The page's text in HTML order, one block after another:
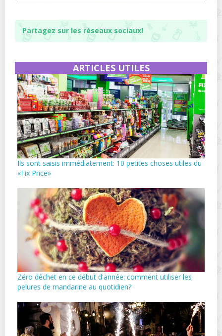
Partagez sur les réseaux sociaux!
ARTICLES UTILES
Ils sont saisis immédiatement: 10 petites choses utiles du
«Fix Price»
Zéro déchet en ce début d'année: comment utiliser les
pelures de mandarine au quotidien?